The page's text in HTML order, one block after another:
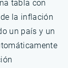
tabla con
la inflación
un país y un